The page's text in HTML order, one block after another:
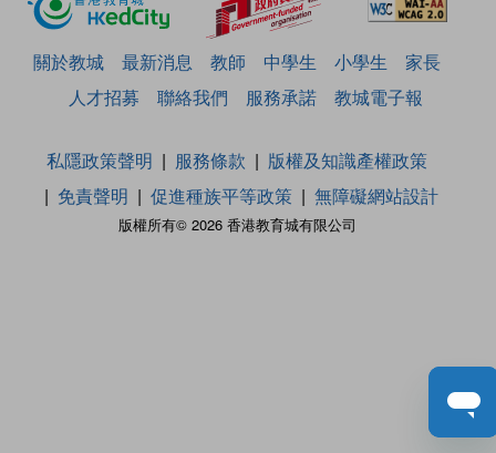
關於教城 最新消息 教師 中學生 小學生
家長
人才招募
聯絡我們 服務承諾 教城電子報
版權所有© 2026 香港教育城有限公司
私隱政策聲明 服務條款
版權及知識產權政策
免責聲明
促進種族平等政策 無障礙網站設計